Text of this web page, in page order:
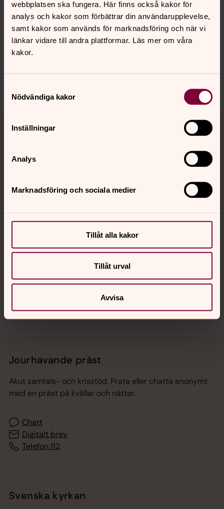
webbplatsen ska fungera. Här finns också kakor för
analys och kakor som förbättrar din användarupplevelse,
samt kakor som används för marknadsföring och när vi
länkar vidare till andra plattformar. Läs mer om våra
kakor.
Nödvändiga kakor
Inställningar
Analys
Marknadsföring och sociala medier
Tillåt alla kakor
Tillåt urval
Avvisa
Svenska kyrkan
Senast ändrad 11 juni 2024
Sociala kanaler
Jourhavande präst
Akut samtals- och krisstöd. Prata eller chatta anonymt
med en präst på kvällar och nätter.
Chatt
Digitalt brev
Telefon 112
Svenska kyrkan